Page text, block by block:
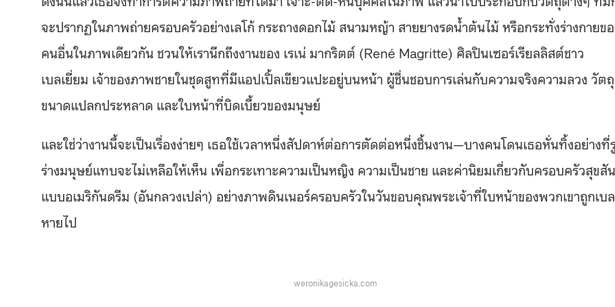
จะปรากฏในภาพถ่ายครอบครัวอย่างเลโก้ กระถางดอกไม้ สนามหญ้า สายยางรดน้ำต้นไม้ หรือกระทั่งร่างกายข
คนอื่นในภาพเดียวกัน ชวนให้เรานึกถึงงานของ เรเน่ มากริตต์ (René Magritte) ศิลปินเซอร์เรียลลิสต์ชาว
เบลเยี่ยม เจ้าของภาพชายในชุดสูทที่มีแอปเปิ้ลเขียวแปะอยู่บนหน้า ผู้ชื่นชอบการเล่นกับความจริงความลวง วัตถุ
ขนาดแปลกประหลาด และใบหน้าที่บิดเบี้ยวของมนุษย์
และใช่ว่างานนี้จะเป็นเรื่องง่ายๆ เธอใช้เวลาหนึ่งสัปดาห์ต่อการตัดต่อหนึ่งชิ้นงาน—บางคนโดนเธอหั่นทิ้งอย่างที่
ร่างมนุษย์แทบจะไม่เหลือให้เห็น เพื่อกระเทาะความเป็นหญิง ความเป็นชาย และค่านิยมเกี่ยวกับครอบครัวสุขสั
แบบอเมริกันดรีม (อันกลวงเปล่า) อย่างภาพดินเนอร์ครอบครัวในวันขอบคุณพระเจ้าที่ใบหน้าของพวกเขาถูกเบ
หายไป
weronikagesicka.com